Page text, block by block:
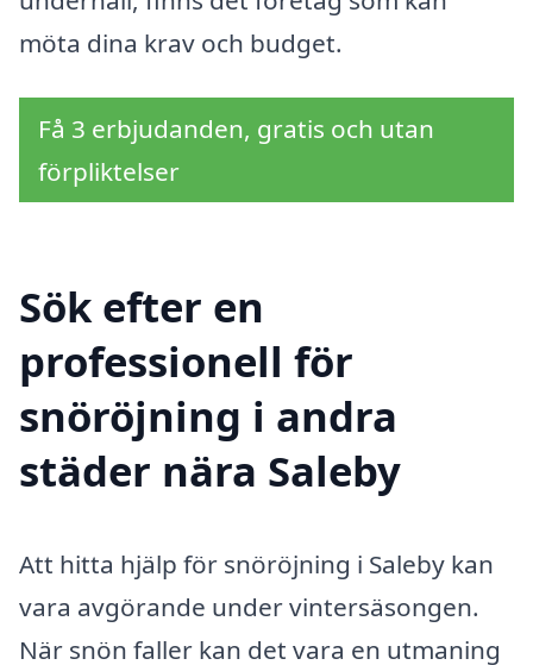
möta dina krav och budget.
Få 3 erbjudanden, gratis och utan
förpliktelser
Sök efter en
professionell för
snöröjning i andra
städer nära Saleby
Att hitta hjälp för snöröjning i Saleby kan
vara avgörande under vintersäsongen.
När snön faller kan det vara en utmaning